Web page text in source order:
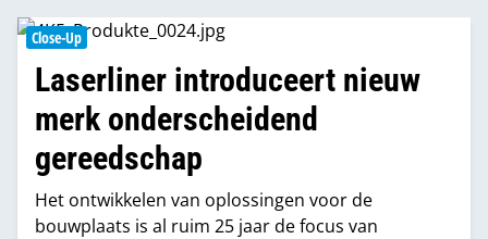
Word abonnee
Partners
Close-Up
Laserliner introduceert nieuw
merk onderscheidend
gereedschap
Het ontwikkelen van oplossingen voor de
bouwplaats is al ruim 25 jaar de focus van